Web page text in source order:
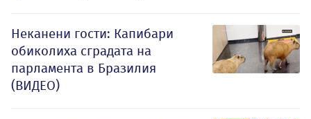
Неканени гости: Капибари
обиколиха сградата на
парламента в Бразилия
(ВИДЕО)